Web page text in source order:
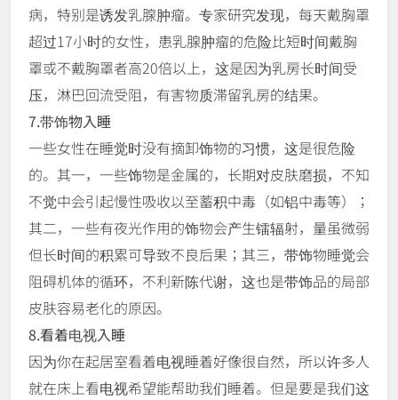
病，特别是诱发乳腺肿瘤。专家研究发现，每天戴胸罩
超过17小时的女性，患乳腺肿瘤的危险比短时间戴胸
罩或不戴胸罩者高20倍以上，这是因为乳房长时间受
压，淋巴回流受阻，有害物质滞留乳房的结果。
7.带饰物入睡
一些女性在睡觉时没有摘卸饰物的习惯，这是很危险
的。其一，一些饰物是金属的，长期对皮肤磨损，不知
不觉中会引起慢性吸收以至蓄积中毒（如铝中毒等）；
其二，一些有夜光作用的饰物会产生镭辐射，量虽微弱
但长时间的积累可导致不良后果；其三，带饰物睡觉会
阻碍机体的循环，不利新陈代谢，这也是带饰品的局部
皮肤容易老化的原因。
8.看着电视入睡
因为你在起居室看着电视睡着好像很自然，所以许多人
就在床上看电视希望能帮助我们睡着。但是要是我们这